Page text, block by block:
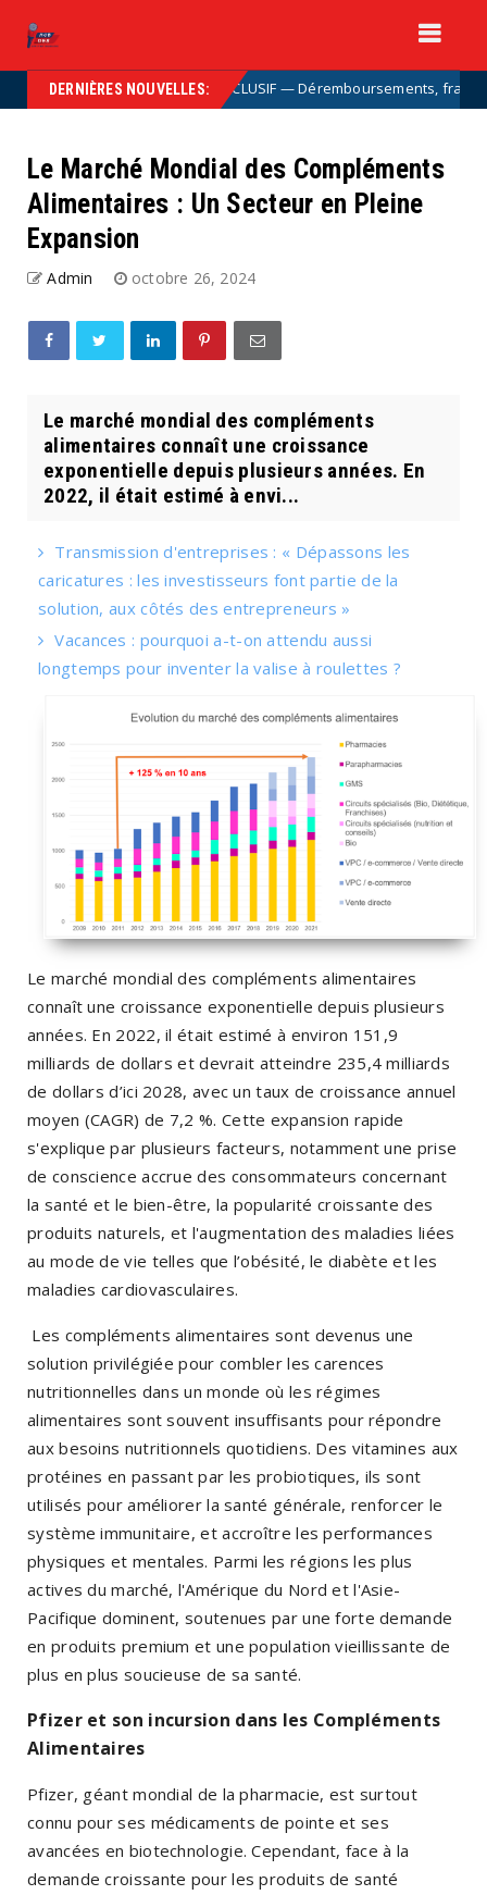
DERNIÈRES NOUVELLES:
Uncategorized EXCLUSIF — Déremboursements, franchises :
Le Marché Mondial des Compléments
Alimentaires : Un Secteur en Pleine
Expansion
Admin octobre 26, 2024
Le marché mondial des compléments
alimentaires connaît une croissance
exponentielle depuis plusieurs années. En
2022, il était estimé à envi...
Transmission d'entreprises : « Dépassons les
caricatures : les investisseurs font partie de la
solution, aux côtés des entrepreneurs »
Vacances : pourquoi a-t-on attendu aussi
longtemps pour inventer la valise à roulettes ?
Le marché mondial des compléments alimentaires
connaît une croissance exponentielle depuis plusieurs
années. En 2022, il était estimé à environ 151,9
milliards de dollars et devrait atteindre 235,4 milliards
de dollars d’ici 2028, avec un taux de croissance annuel
moyen (CAGR) de 7,2 %. Cette expansion rapide
s'explique par plusieurs facteurs, notamment une prise
de conscience accrue des consommateurs concernant
la santé et le bien-être, la popularité croissante des
produits naturels, et l'augmentation des maladies liées
au mode de vie telles que l’obésité, le diabète et les
maladies cardiovasculaires.
Les compléments alimentaires sont devenus une
solution privilégiée pour combler les carences
nutritionnelles dans un monde où les régimes
alimentaires sont souvent insuffisants pour répondre
aux besoins nutritionnels quotidiens. Des vitamines aux
protéines en passant par les probiotiques, ils sont
utilisés pour améliorer la santé générale, renforcer le
système immunitaire, et accroître les performances
physiques et mentales. Parmi les régions les plus
actives du marché, l'Amérique du Nord et l'Asie-
Pacifique dominent, soutenues par une forte demande
en produits premium et une population vieillissante de
plus en plus soucieuse de sa santé.
Pfizer et son incursion dans les Compléments
Alimentaires
Pfizer, géant mondial de la pharmacie, est surtout
connu pour ses médicaments de pointe et ses
avancées en biotechnologie. Cependant, face à la
demande croissante pour les produits de santé